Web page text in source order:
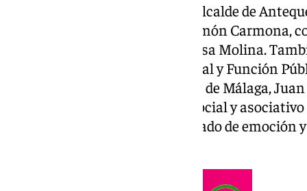
El acto estuvo presidido por el alcalde de
presidente del PP local, José Ramón Carmona,
concejales Alberto Arana y Teresa Molina.
de Justicia, Administración Local y Función
vicepresidente de la Diputación de Málaga,
amigos y miembros del tejido social y
desarrolló en un ambiente cargado de